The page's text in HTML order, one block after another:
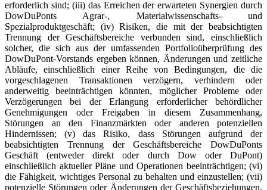
erforderlich sind; (iii) das Erreichen der erwarteten Synergien durch
DowDuPonts Agrar-, Materialwissenschafts- und
Spezialproduktgeschäft; (iv) Risiken, die mit der beabsichtigten
Trennung der Geschäftsbereiche verbunden sind, einschließlich
solcher, die sich aus der umfassenden Portfolioüberprüfung des
DowDuPont-Vorstands ergeben können, Änderungen und zeitliche
Abläufe, einschließlich einer Reihe von Bedingungen, die die
vorgeschlagenen Transaktionen verzögern, verhindern oder
anderweitig beeinträchtigen könnten, möglicher Probleme oder
Verzögerungen bei der Erlangung erforderlicher behördlicher
Genehmigungen oder Freigaben in diesem Zusammenhang,
Störungen an den Finanzmärkten oder anderen potenziellen
Hindernissen; (v) das Risiko, dass Störungen aufgrund der
beabsichtigten Trennung der Geschäftsbereiche DowDuPonts
Geschäft (entweder direkt oder durch Dow oder DuPont)
einschließlich aktueller Pläne und Operationen beeinträchtigen; (vi)
die Fähigkeit, wichtiges Personal zu behalten und einzustellen; (vii)
potenzielle Störungen oder Änderungen der Geschäftsbeziehungen,